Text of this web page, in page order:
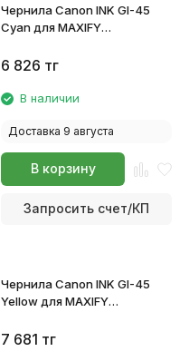
Чернила Canon INK GI-45
Cyan для MAXIFY
6 826 тг
В наличии
Доставка 9 августа
В корзину
Запросить счет/КП
Чернила Canon INK GI-45
Yellow для MAXIFY
7 681 тг